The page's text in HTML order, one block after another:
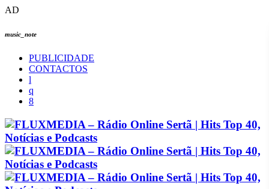
AD
music_note
PUBLICIDADE
CONTACTOS